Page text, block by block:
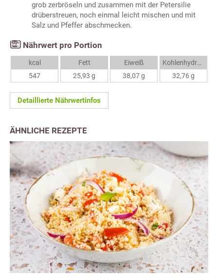
grob zerbröseln und zusammen mit der Petersilie
drüberstreuen, noch einmal leicht mischen und mit
Salz und Pfeffer abschmecken.
Nährwert pro Portion
kcal
547
Fett
25,93 g
Eiweiß
38,07 g
Kohlenhydrate
32,76 g
Detaillierte Nährwertinfos
ÄHNLICHE REZEPTE